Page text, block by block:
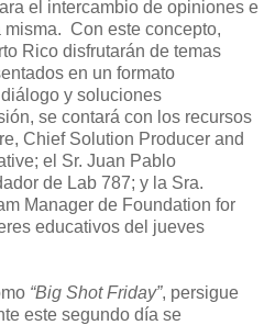
el intercambio de opiniones e
misma. Con este concepto,
Rico disfrutarán de temas
ntados en un formato
y soluciones
, se contará con los recursos
, Chief Solution Producer and
; el Sr. Juan Pablo
de Lab 787; y la Sra.
Manager de Foundation for
educativos del jueves
“Big Shot Friday”, persigue
este segundo día se